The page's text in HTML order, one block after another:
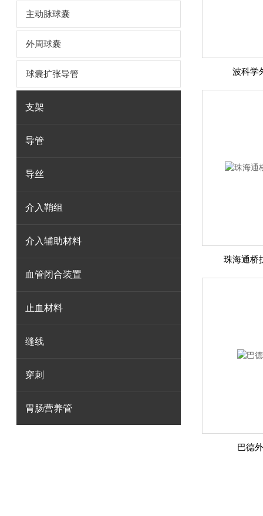
主动脉球囊
外周球囊
球囊扩张导管
支架
导管
导丝
介入鞘组
介入辅助材料
血管闭合装置
止血材料
缝线
穿刺
胃肠营养管
波科学
珠海通桥
巴德